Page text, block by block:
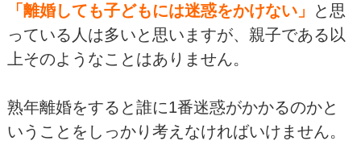
「離婚しても子どもには迷惑をかけない」
と思
っている人は多いと思いますが、親子である以
上そのようなことはありません。
熟年離婚をすると誰に1番迷惑がかかるのかと
いうことをしっかり考えなければいけません。